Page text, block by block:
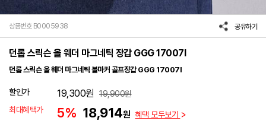
상품번호 B0005938 공유하기
던롭 스릭슨 올 웨더 마그네틱 장갑 GGG 17007I
던롭 스릭슨 올 웨더 마그네틱 볼마커 골프장갑 GGG 17007I
할인가 19,300원 19,900원
최대혜택가
5% 18,914원 혜택 모두보기